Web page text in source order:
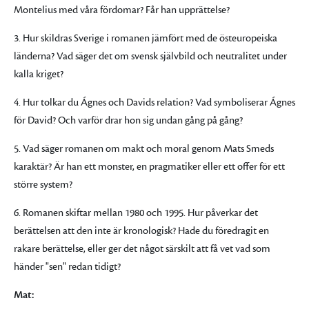
Montelius med våra fördomar? Får han upprättelse?
3. Hur skildras Sverige i romanen jämfört med de östeuropeiska
länderna? Vad säger det om svensk självbild och neutralitet under
kalla kriget?
4. Hur tolkar du Ágnes och Davids relation? Vad symboliserar Ágnes
för David? Och varför drar hon sig undan gång på gång?
5. Vad säger romanen om makt och moral genom Mats Smeds
karaktär? Är han ett monster, en pragmatiker eller ett offer för ett
större system?
6. Romanen skiftar mellan 1980 och 1995. Hur påverkar det
berättelsen att den inte är kronologisk? Hade du föredragit en
rakare berättelse, eller ger det något särskilt att få vet vad som
händer "sen" redan tidigt?
Mat: